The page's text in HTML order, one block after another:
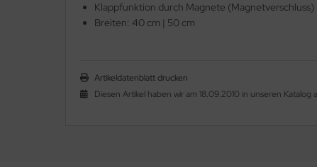
Klappfunktion durch Magnete (Magnetverschluss)
Breiten: 40 cm | 50 cm
Artikeldatenblatt drucken
Diesen Artikel haben wir am 18.09.2010 in unseren Katalog